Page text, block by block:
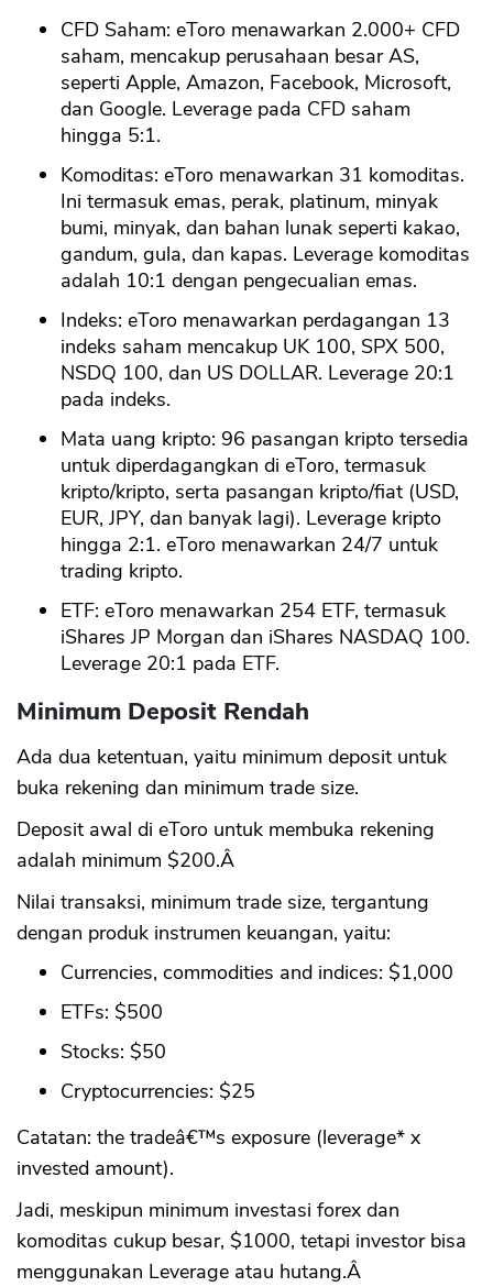
CFD Saham: eToro menawarkan 2.000+ CFD
saham, mencakup perusahaan besar AS,
seperti Apple, Amazon, Facebook, Microsoft,
dan Google. Leverage pada CFD saham
hingga 5:1.
Komoditas: eToro menawarkan 31 komoditas.
Ini termasuk emas, perak, platinum, minyak
bumi, minyak, dan bahan lunak seperti kakao,
gandum, gula, dan kapas. Leverage komoditas
adalah 10:1 dengan pengecualian emas.
Indeks: eToro menawarkan perdagangan 13
indeks saham mencakup UK 100, SPX 500,
NSDQ 100, dan US DOLLAR. Leverage 20:1
pada indeks.
Mata uang kripto: 96 pasangan kripto tersedia
untuk diperdagangkan di eToro, termasuk
kripto/kripto, serta pasangan kripto/fiat (USD,
EUR, JPY, dan banyak lagi). Leverage kripto
hingga 2:1. eToro menawarkan 24/7 untuk
trading kripto.
ETF: eToro menawarkan 254 ETF, termasuk
iShares JP Morgan dan iShares NASDAQ 100.
Leverage 20:1 pada ETF.
Minimum Deposit Rendah
Ada dua ketentuan, yaitu minimum deposit untuk
buka rekening dan minimum trade size.
Deposit awal di eToro untuk membuka rekening
adalah minimum $200.Â
Nilai transaksi, minimum trade size, tergantung
dengan produk instrumen keuangan, yaitu:
Currencies, commodities and indices: $1,000
ETFs: $500
Stocks: $50
Cryptocurrencies: $25
Catatan: the tradeâ€™s exposure (leverage* x
invested amount).
Jadi, meskipun minimum investasi forex dan
komoditas cukup besar, $1000, tetapi investor bisa
menggunakan Leverage atau hutang.Â